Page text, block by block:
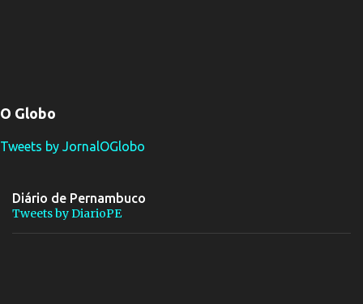
O Globo
Tweets by JornalOGlobo
Diário de Pernambuco
Tweets by DiarioPE